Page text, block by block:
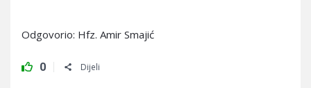
Odgovorio: Hfz. Amir Smajić
0 Dijeli